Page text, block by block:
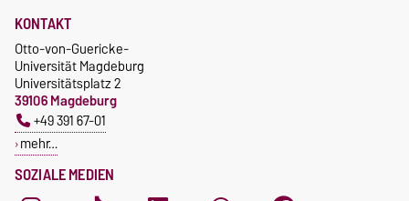
SOZIALE MEDIEN
KONTAKT
Otto-von-Guericke-
Universität Magdeburg
Universitätsplatz 2
39106 Magdeburg
+49 391 67-01
mehr…